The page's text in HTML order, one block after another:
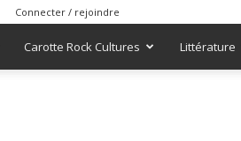
Connecter / rejoindre
Carotte Rock Cultures Littérature